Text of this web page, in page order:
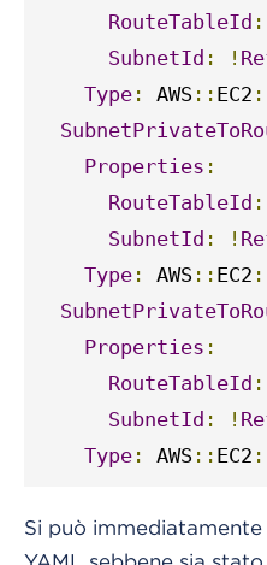
RouteTableId :
SubnetId : !
Type : AWS :: EC2
Properties :
RouteTableId :
SubnetId : !
Type : AWS :: EC2
Properties :
RouteTableId :
SubnetId : !
Type : AWS :: EC2
Si può